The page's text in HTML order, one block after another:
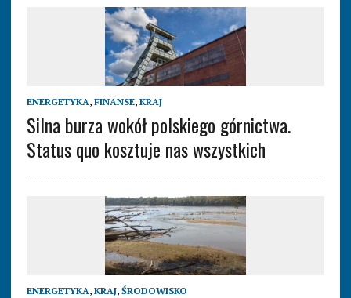
ENERGETYKA, FINANSE, KRAJ
Silna burza wokół polskiego górnictwa.
Status quo kosztuje nas wszystkich
ENERGETYKA, KRAJ, ŚRODOWISKO